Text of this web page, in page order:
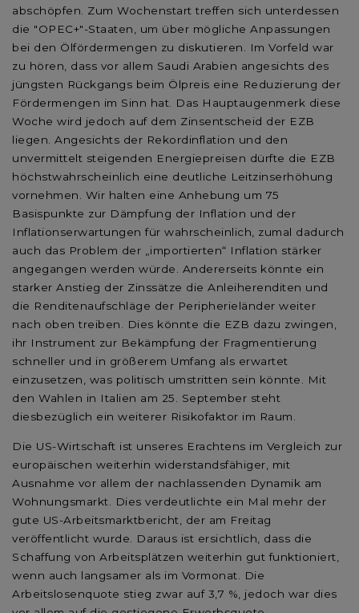
abschöpfen. Zum Wochenstart treffen sich unterdessen
die "OPEC+"-Staaten, um über mögliche Anpassungen
bei den Ölfördermengen zu diskutieren. Im Vorfeld war
zu hören, dass vor allem Saudi Arabien angesichts des
jüngsten Rückgangs beim Ölpreis eine Reduzierung der
Fördermengen im Sinn hat. Das Hauptaugenmerk diese
Woche wird jedoch auf dem Zinsentscheid der EZB
liegen. Angesichts der Rekordinflation und den
unvermittelt steigenden Energiepreisen dürfte die EZB
höchstwahrscheinlich eine deutliche Leitzinserhöhung
vornehmen. Wir halten eine Anhebung um 75
Basispunkte zur Dämpfung der Inflation und der
Inflationserwartungen für wahrscheinlich, zumal dadurch
auch das Problem der „importierten“ Inflation stärker
angegangen werden würde. Andererseits könnte ein
starker Anstieg der Zinssätze die Anleiherenditen und
die Renditenaufschläge der Peripherieländer weiter
nach oben treiben. Dies könnte die EZB dazu zwingen,
ihr Instrument zur Bekämpfung der Fragmentierung
schneller und in größerem Umfang als erwartet
einzusetzen, was politisch umstritten sein könnte. Mit
den Wahlen in Italien am 25. September steht
diesbezüglich ein weiterer Risikofaktor im Raum.
Die US-Wirtschaft ist unseres Erachtens im Vergleich zur
europäischen weiterhin widerstandsfähiger, mit
Ausnahme vor allem der nachlassenden Dynamik am
Wohnungsmarkt. Dies verdeutlichte ein Mal mehr der
gute US-Arbeitsmarktbericht, der am Freitag
veröffentlicht wurde. Daraus ist ersichtlich, dass die
Schaffung von Arbeitsplätzen weiterhin gut funktioniert,
wenn auch langsamer als im Vormonat. Die
Arbeitslosenquote stieg zwar auf 3,7 %, jedoch war dies